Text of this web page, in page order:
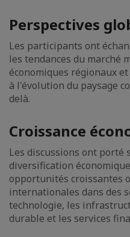
Perspectives
Les participants ont
les tendances du marché
économiques régionaux
à l'évolution du paysage
delà.
Croissance
Les discussions ont porté
diversification
opportunités croissantes
internationales dans des
technologie, les
durable et les services